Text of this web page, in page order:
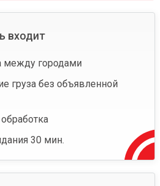
входит
между городами
груза без объявленной
30 мин.